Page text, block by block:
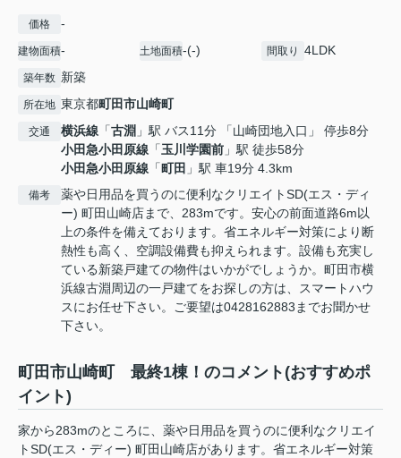
価格 -
建物面積- 土地面積-(-) 間取り 4LDK
築年数 新築
所在地 東京都町田市山崎町
交通 横浜線 「古淵 」駅 バス11分 「山崎団地入口」 停歩8分
小田急小田原線 「玉川学園前 」駅 徒歩58分
小田急小田原線 「町田 」駅 車19分 4.3km
備考
薬や日用品を買うのに便利なクリエイトSD(エス・ディ
ー) 町田山崎店まで、283mです。安心の前面道路6m以
上の条件を備えております。省エネルギー対策により断
熱性も高く、空調設備費も抑えられます。設備も充実し
ている新築戸建ての物件はいかがでしょうか。町田市横
浜線古淵周辺の一戸建てをお探しの方は、スマートハウ
スにお任せ下さい。ご要望は0428162883までお聞かせ
下さい。
町田市山崎町 最終1棟！のコメント(おすすめポ
イント)
家から283mのところに、薬や日用品を買うのに便利なクリエイ
トSD(エス・ディー) 町田山崎店があります。省エネルギー対策